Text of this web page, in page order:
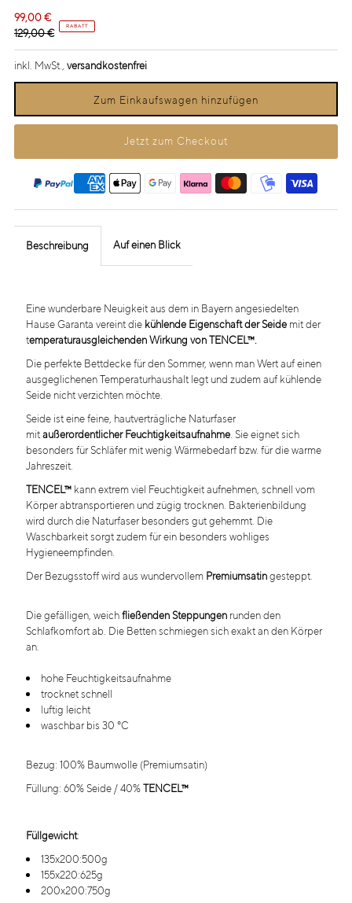
99,00 €
129,00 €
RABATT
inkl. MwSt., versandkostenfrei
Jetzt zum Checkout
Beschreibung Auf einen Blick
Eine wunderbare Neuigkeit aus dem in Bayern angesiedelten
Hause Garanta vereint die kühlende Eigenschaft der Seidemit der
temperaturausgleichenden Wirkung von TENCEL™.
Die perfekte Bettdecke für den Sommer, wenn man Wert auf einen
ausgeglichenen Temperaturhaushalt legt und zudem auf kühlende
Seide nicht verzichten möchte.
Seide ist eine feine, hautverträgliche Naturfaser
mitaußerordentlicher Feuchtigkeitsaufnahme. Sie eignet sich
besonders für Schläfer mit wenig Wärmebedarf bzw. für die warme
Jahreszeit.
TENCEL™kann extrem viel Feuchtigkeit aufnehmen, schnell vom
Körper abtransportieren und zügig trocknen. Bakterienbildung
wird durch die Naturfaser besonders gut gehemmt. Die
Waschbarkeit sorgt zudem für ein besonders wohliges
Hygieneempfinden.
Der Bezugsstoff wird aus wundervollem Premiumsatingesteppt.
Die gefälligen, weichfließenden Steppungen runden den
Schlafkomfort ab. Die Betten schmiegen sich exakt an den Körper
an.
hohe Feuchtigkeitsaufnahme
trocknet schnell
luftig leicht
waschbar bis 30 °C
Bezug: 100% Baumwolle (Premiumsatin)
Füllung: 60% Seide / 40%TENCEL™
Füllgewicht:
135x200:500g
155x220:625g
200x200:750g